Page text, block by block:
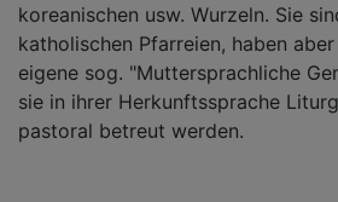
koreanischen usw. Wurzeln. Sie
katholischen Pfarreien, haben
eigene sog. "Muttersprachliche
sie in ihrer Herkunftssprache
pastoral betreut werden.